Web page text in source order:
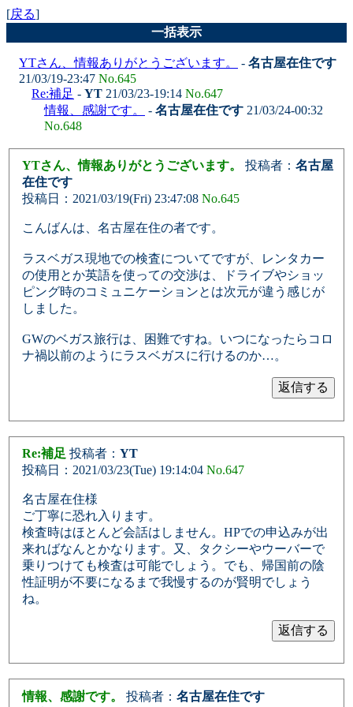
[戻る]
一括表示
YTさん、情報ありがとうございます。 - 名古屋在住です
21/03/19-23:47 No.645
Re:補足 - YT 21/03/23-19:14 No.647
情報、感謝です。
- 名古屋在住です 21/03/24-00:32
No.648
YTさん、情報ありがとうございます。 投稿者： 名古屋
在住です
投稿日：2021/03/19(Fri) 23:47:08 No.645
こんばんは、名古屋在住の者です。
ラスベガス現地での検査についてですが、レンタカー
の使用とか英語を使っての交渉は、ドライブやショッ
ピング時のコミュニケーションとは次元が違う感じが
しました。
GWのベガス旅行は、困難ですね。いつになったらコロ
ナ禍以前のようにラスベガスに行けるのか…。
Re:補足 投稿者： YT
投稿日：2021/03/23(Tue) 19:14:04 No.647
名古屋在住様
ご丁寧に恐れ入ります。
検査時はほとんど会話はしません。HPでの申込みが出
来ればなんとかなります。又、タクシーやウーバーで
乗りつけても検査は可能でしょう。でも、帰国前の陰
性証明が不要になるまで我慢するのが賢明でしょう
ね。
情報、感謝です。 投稿者： 名古屋在住です